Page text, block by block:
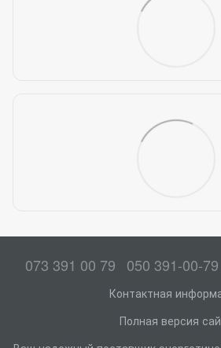
073 391 00 79 050 391-00-79
Контактная
Полная версия